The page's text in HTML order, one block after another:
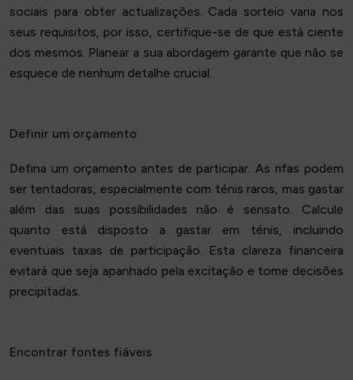
sociais para obter actualizações. Cada sorteio varia nos
seus requisitos, por isso, certifique-se de que está ciente
dos mesmos. Planear a sua abordagem garante que não se
esquece de nenhum detalhe crucial.
Definir um orçamento
Defina um orçamento antes de participar. As rifas podem
ser tentadoras, especialmente com ténis raros, mas gastar
além das suas possibilidades não é sensato. Calcule
quanto está disposto a gastar em ténis, incluindo
eventuais taxas de participação. Esta clareza financeira
evitará que seja apanhado pela excitação e tome decisões
precipitadas.
Encontrar fontes fiáveis